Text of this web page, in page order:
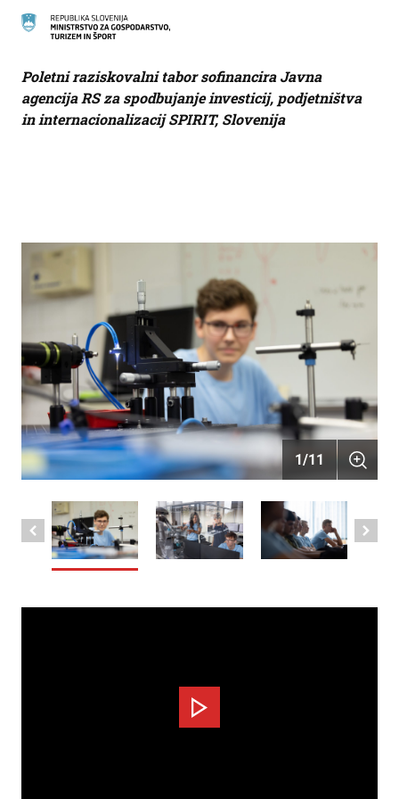
Poletni raziskovalni tabor sofinancira Javna
agencija RS za spodbujanje investicij, podjetništva
in internacionalizacij SPIRIT, Slovenija
1/11